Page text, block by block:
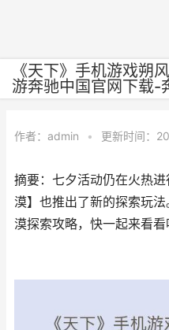
《天下》手机游戏朔
游奔驰中国官网下载-
作者： admin • 更新时间：
摘要：七夕活动仍在火热
漠】也推出了新的探索玩
漠探索攻略，快一起来看